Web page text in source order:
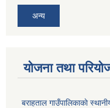
अन्य
योजना तथा
बराहताल गाउँपालिकाकाे